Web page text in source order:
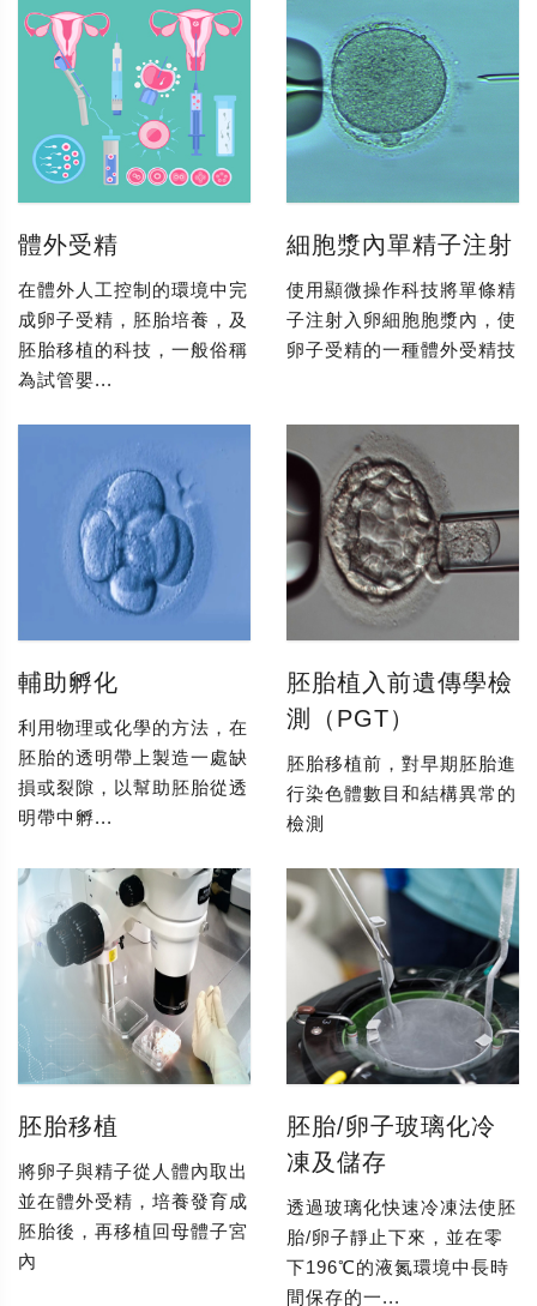
體外受精
在體外人工控制的環境中完
成卵子受精，胚胎培養，及
胚胎移植的科技，一般俗稱
為試管嬰...
細胞漿內單精子注射
使用顯微操作科技將單條精
子注射入卵細胞胞漿內，使
卵子受精的一種體外受精技
輔助孵化
利用物理或化學的方法，在
胚胎的透明帶上製造一處缺
損或裂隙，以幫助胚胎從透
明帶中孵...
胚胎植入前遺傳學檢
測（PGT）
胚胎移植前，對早期胚胎進
行染色體數目和結構異常的
檢測
胚胎移植
將卵子與精子從人體內取出
並在體外受精，培養發育成
胚胎後，再移植回母體子宮
內
胚胎/卵子玻璃化冷
凍及儲存
透過玻璃化快速冷凍法使胚
胎/卵子靜止下來，並在零
下196℃的液氮環境中長時
間保存的一...